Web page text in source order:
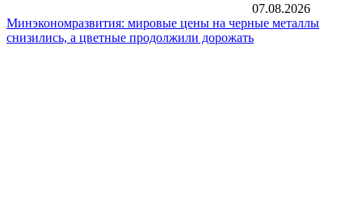
07.08.2026
Минэкономразвития: мировые цены на черные металлы
снизились, а цветные продолжили дорожать